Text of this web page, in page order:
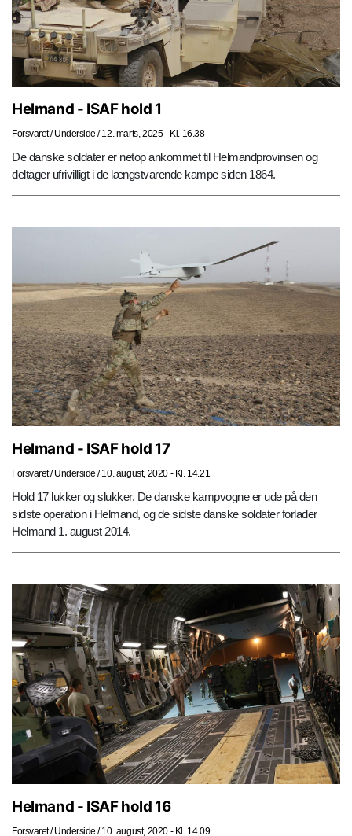
Helmand - ISAF hold 1
Forsvaret/ Underside / 12. marts, 2025 - Kl. 16.38
De danske soldater er netop ankommet til Helmandprovinsen og
deltager ufrivilligt i de længstvarende kampe siden 1864.
Helmand - ISAF hold 17
Forsvaret/ Underside / 10. august, 2020 - Kl. 14.21
Hold 17 lukker og slukker. De danske kampvogne er ude på den
sidste operation i Helmand, og de sidste danske soldater forlader
Helmand 1. august 2014.
Helmand - ISAF hold 16
Forsvaret/ Underside / 10. august, 2020 - Kl. 14.09